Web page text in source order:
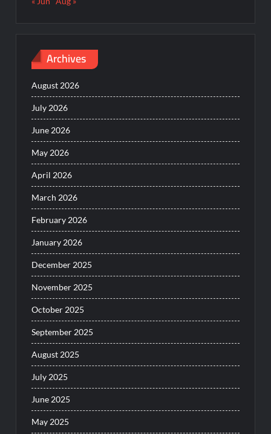
Archives
August 2026
July 2026
June 2026
May 2026
April 2026
March 2026
February 2026
January 2026
December 2025
November 2025
October 2025
September 2025
August 2025
July 2025
June 2025
May 2025